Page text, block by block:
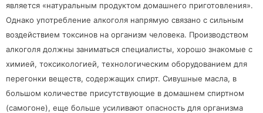
является «натуральным продуктом домашнего приготовления».
Однако употребление алкоголя напрямую связано с сильным
воздействием токсинов на организм человека. Производством
алкоголя должны заниматься специалисты, хорошо знакомые с
химией, токсикологией, технологическим оборудованием для
перегонки веществ, содержащих спирт. Сивушные масла, в
большом количестве присутствующие в домашнем спиртном
(самогоне), еще больше усиливают опасность для организма